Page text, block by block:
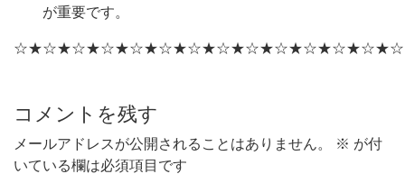
が重要です。
コメントを残す
メールアドレスが公開されることはありません。 ※ が付
いている欄は必須項目です